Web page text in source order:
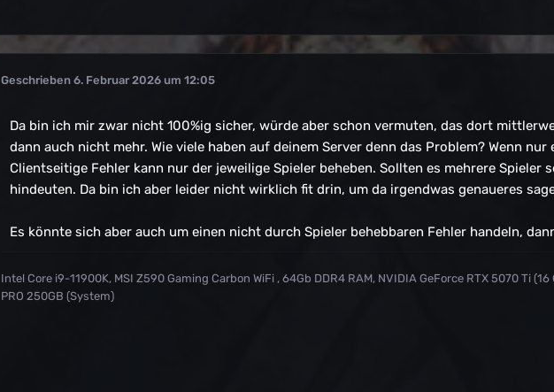
Geschrieben 6. Februar 2026 um 12:05
Da bin ich mir zwar nicht 100%ig sicher, würde aber schon vermuten, das dort
dann auch nicht mehr. Wie viele haben auf deinem Server denn das Problem? Wenn
Clientseitige Fehler kann nur der jeweilige Spieler beheben. Sollten es mehrere Spieler
hindeuten. Da bin ich aber leider nicht wirklich fit drin, um da irgendwas genaueres
Es könnte sich aber auch um einen nicht durch Spieler behebbaren Fehler handeln,
Intel Core i9-11900K, MSI Z590 Gaming Carbon WiFi , 64Gb DDR4 RAM, NVIDIA GeForce RTX 5070 Ti
PRO 250GB (System)